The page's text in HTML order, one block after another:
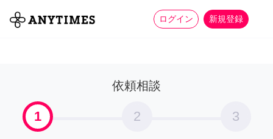
ログイン 新規登録
全て 家事 more_horiz
依頼相談
1 2 3